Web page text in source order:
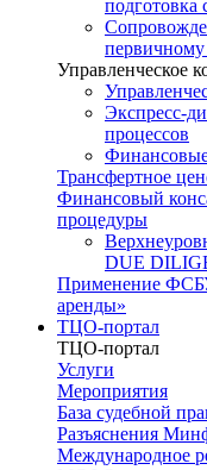
подготовка
Управленческое
Экспресс-
процессов
Финансовые
Трансфертное
Финансовый
процедуры
DUE
Применение
аренды»
ТЦО-портал
ТЦО-портал
Услуги
Мероприятия
База судебной
Разъяснения
Международное